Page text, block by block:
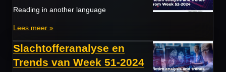
Reading in another language
Lees meer »
Slachtofferanalyse en
Trends van Week 51-2024